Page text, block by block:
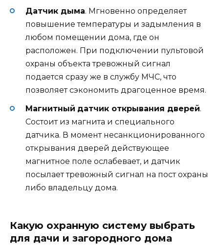
Датчик дыма. Мгновенно определяет
повышение температуры и задымления в
любом помещении дома, где он
расположен. При подключении пультовой
охраны объекта тревожный сигнал
подается сразу же в службу МЧС, что
позволяет сэкономить драгоценное время.
Магнитный датчик открывания дверей.
Состоит из магнита и специального
датчика. В момент несанкционированного
открывания дверей действующее
магнитное поле ослабевает, и датчик
посылает тревожный сигнал на пост охраны
либо владельцу дома.
Какую охранную систему выбрать
для дачи и загородного дома